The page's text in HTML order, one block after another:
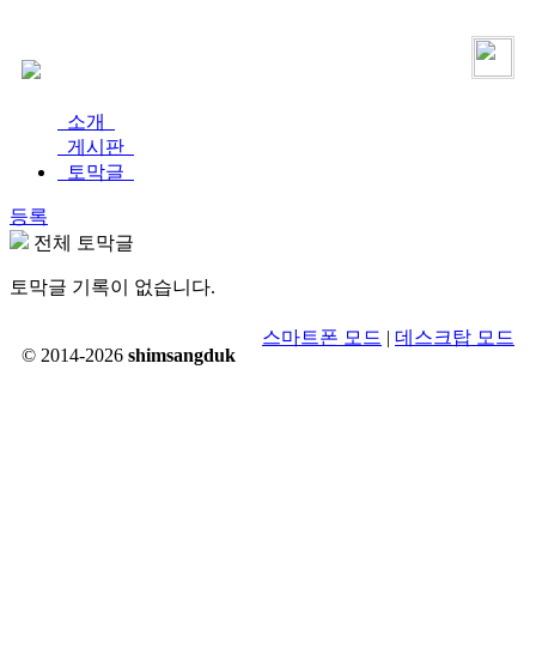
소개
게시판
토막글
등록
전체 토막글
토막글 기록이 없습니다.
© 2014-2026 shimsangduk
스마트폰 모드 | 데스크탑 모드